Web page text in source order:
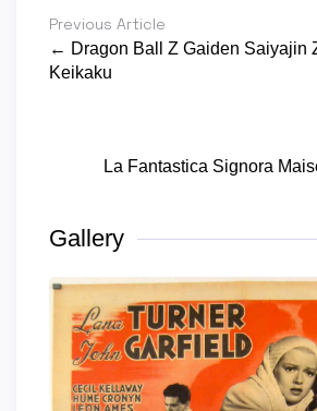
Previous Article
← Dragon Ball Z Gaiden Saiyajin
Keikaku
La Fantastica Signora
Gallery